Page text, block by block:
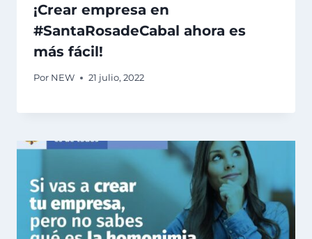
¡Crear empresa en
#SantaRosadeCabal ahora es
más fácil!
Por NEW 21 julio, 2022